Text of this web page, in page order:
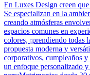
En Luxes Design creen
Se especializan en la
creando atmósferas
espacios comunes en
colores, ¡prendiendo todas
propuesta moderna y
corporativos, cumpleaños y
un enfoque personalizado